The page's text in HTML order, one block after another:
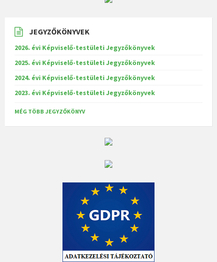
JEGYZŐKÖNYVEK
2026. évi Képviselő-testületi Jegyzőkönyvek
2025. évi Képviselő-testületi Jegyzőkönyvek
2024. évi Képviselő-testületi Jegyzőkönyvek
2023. évi Képviselő-testületi Jegyzőkönyvek
MÉG TÖBB JEGYZŐKÖNYV